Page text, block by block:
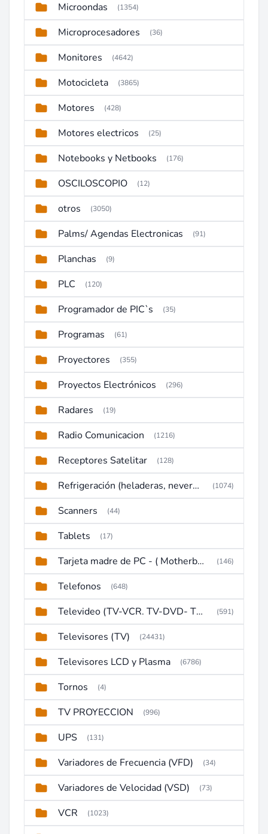
Microondas (1354)
Microprocesadores (36)
Monitores (4642)
Motocicleta (3865)
Motores (428)
Motores electricos (25)
Notebooks y Netbooks (176)
OSCILOSCOPIO (12)
otros (3050)
Palms/ Agendas Electronicas (91)
Planchas (9)
PLC (120)
Programador de PIC`s (35)
Programas (61)
Proyectores (355)
Proyectos Electrónicos (296)
Radares (19)
Radio Comunicacion (1216)
Receptores Satelitar (128)
Refrigeración (heladeras, neveras, congeladores) (1074)
Scanners (44)
Tablets (17)
Tarjeta madre de PC - ( Motherboard ) (146)
Telefonos (648)
Televideo (TV-VCR. TV-DVD- TV-DVD-VCR) (591)
Televisores (TV) (24431)
Televisores LCD y Plasma (6786)
Tornos (4)
TV PROYECCION (996)
UPS (131)
Variadores de Frecuencia (VFD) (34)
Variadores de Velocidad (VSD) (73)
VCR (1023)